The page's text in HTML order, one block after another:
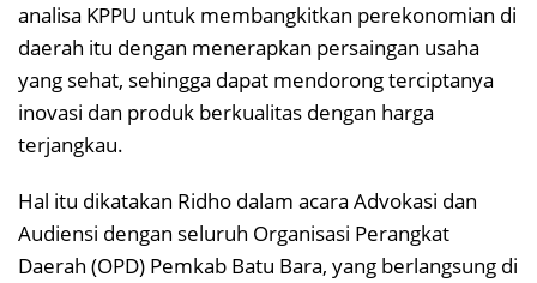
analisa KPPU untuk membangkitkan perekonomian di
daerah itu dengan menerapkan persaingan usaha
yang sehat, sehingga dapat mendorong terciptanya
inovasi dan produk berkualitas dengan harga
terjangkau.
Hal itu dikatakan Ridho dalam acara Advokasi dan
Audiensi dengan seluruh Organisasi Perangkat
Daerah (OPD) Pemkab Batu Bara, yang berlangsung di